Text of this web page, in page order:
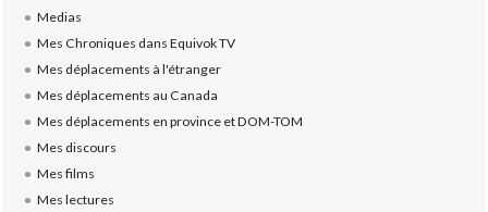
Medias
Mes Chroniques dans Equivok TV
Mes déplacements à l'étranger
Mes déplacements au Canada
Mes déplacements en province et DOM-TOM
Mes discours
Mes films
Mes lectures